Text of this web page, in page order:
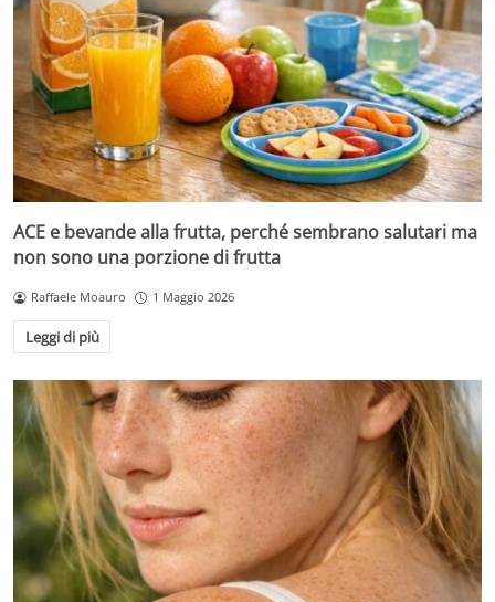
ACE e bevande alla frutta, perché sembrano salutari ma
non sono una porzione di frutta
Raffaele Moauro 1 Maggio 2026
Leggi di più